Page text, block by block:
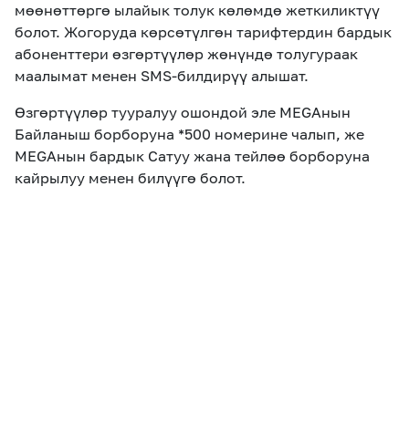
мөөнөттөргө ылайык толук көлөмдө жеткиликтүү
болот. Жогоруда көрсөтүлгөн тарифтердин бардык
абоненттери өзгөртүүлөр жөнүндө толугураак
маалымат менен SMS-билдирүү алышат.
Өзгөртүүлөр тууралуу ошондой эле MEGAнын
Байланыш борборуна *500 номерине чалып, же
МEGAнын бардык Сатуу жана тейлөө борборуна
кайрылуу менен билүүгө болот.